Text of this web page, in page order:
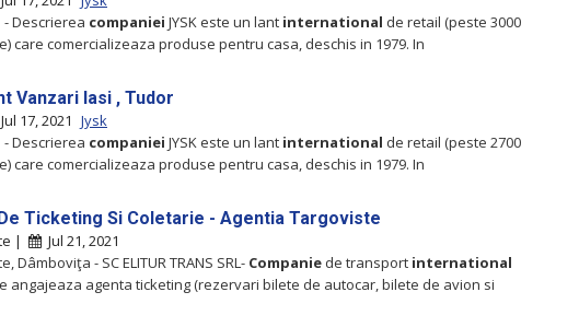
- Descrierea companiei JYSK este un lant international de retail (peste 3000
care comercializeaza produse pentru casa, deschis in 1979. In
Vanzari Iasi , Tudor
17, 2021 Jysk
- Descrierea companiei JYSK este un lant international de retail (peste 2700
care comercializeaza produse pentru casa, deschis in 1979. In
Ticketing Si Coletarie - Agentia Targoviste
|
Jul 21, 2021
Dâmboviţa - SC ELITUR TRANS SRL- Companie de transport international
angajeaza agenta ticketing (rezervari bilete de autocar, bilete de avion si